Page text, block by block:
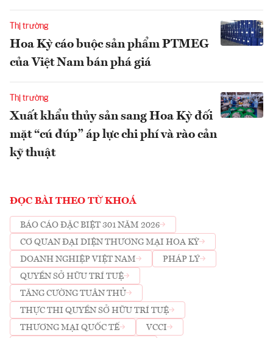
Thị trường
Hoa Kỳ cáo buộc sản phẩm PTMEG
của Việt Nam bán phá giá
Thị trường
Xuất khẩu thủy sản sang Hoa Kỳ đối
mặt “cú đúp” áp lực chi phí và rào cản
kỹ thuật
ĐỌC BÀI THEO TỪ KHOÁ
BÁO CÁO ĐẶC BIỆT 301 NĂM 2026
CƠ QUAN ĐẠI DIỆN THƯƠNG MẠI HOA KỲ
DOANH NGHIỆP VIỆT NAM
PHÁP LÝ
QUYỀN SỞ HỮU TRÍ TUỆ
TĂNG CƯỜNG TUÂN THỦ
THỰC THI QUYỀN SỞ HỮU TRÍ TUỆ
THƯƠNG MẠI QUỐC TẾ
VCCI